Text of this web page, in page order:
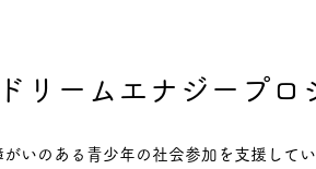
リームエナジープロ
いのある青少年の社会参加を支援してい